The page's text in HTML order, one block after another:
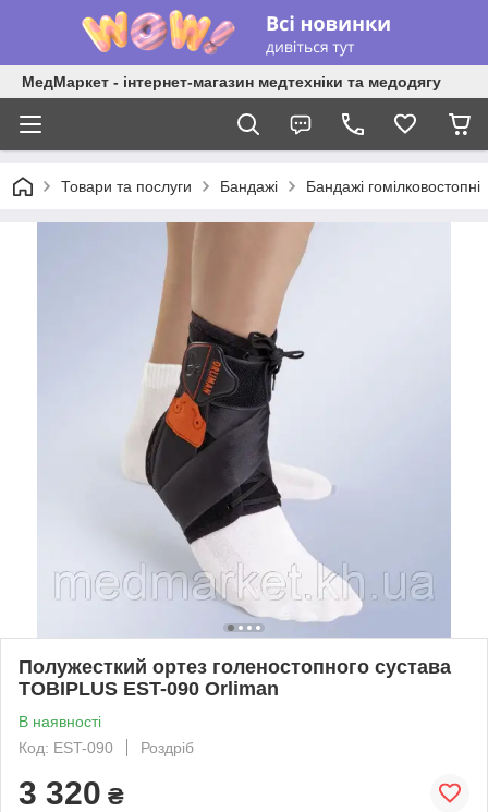
МедМаркет - інтернет-магазин медтехніки та медодягу
Товари та послуги Бандажі Бандажі гомілковостопні
Полужесткий ортез голеностопного сустава
TOBIPLUS EST-090 Orliman
В наявності
Код: EST-090
Роздріб
3 320 ₴